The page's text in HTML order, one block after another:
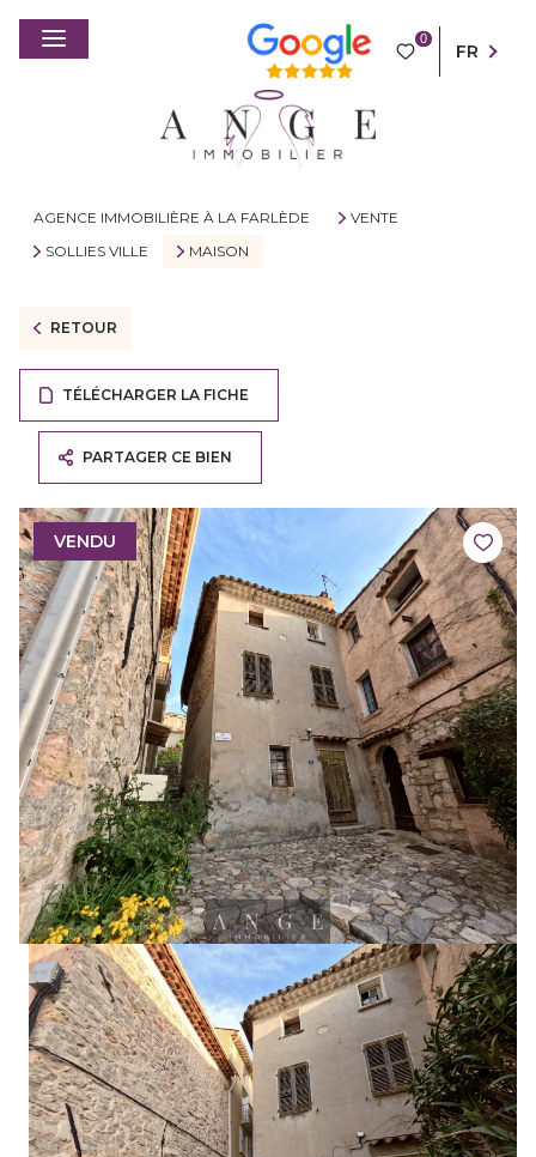
0
FR
AGENCE IMMOBILIÈRE À LA FARLÈDE
VENTE
SOLLIES VILLE
MAISON
RETOUR
TÉLÉCHARGER LA FICHE
PARTAGER CE BIEN
VENDU